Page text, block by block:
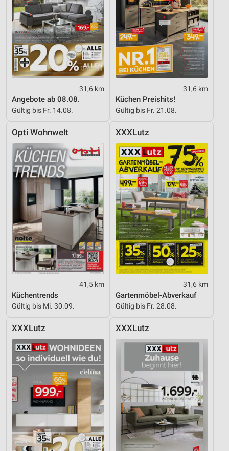
31,6 km
Angebote ab 08.08.
Gültig bis Fr. 14.08.
31,6 km
Küchen Preishits!
Gültig bis Fr. 21.08.
Opti Wohnwelt
41,5 km
Küchentrends
Gültig bis Mi. 30.09.
XXXLutz
31,6 km
Gartenmöbel-Abverkauf
Gültig bis Fr. 28.08.
XXXLutz XXXLutz